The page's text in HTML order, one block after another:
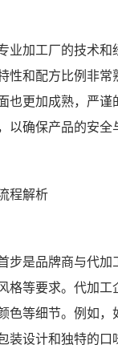
业加工厂的技术
性和配方比例非
也更加成熟，严
以确保产品的安全
程解析
步是品牌商与代
格等要求。代加
色等细节。例如
装设计和独特的口